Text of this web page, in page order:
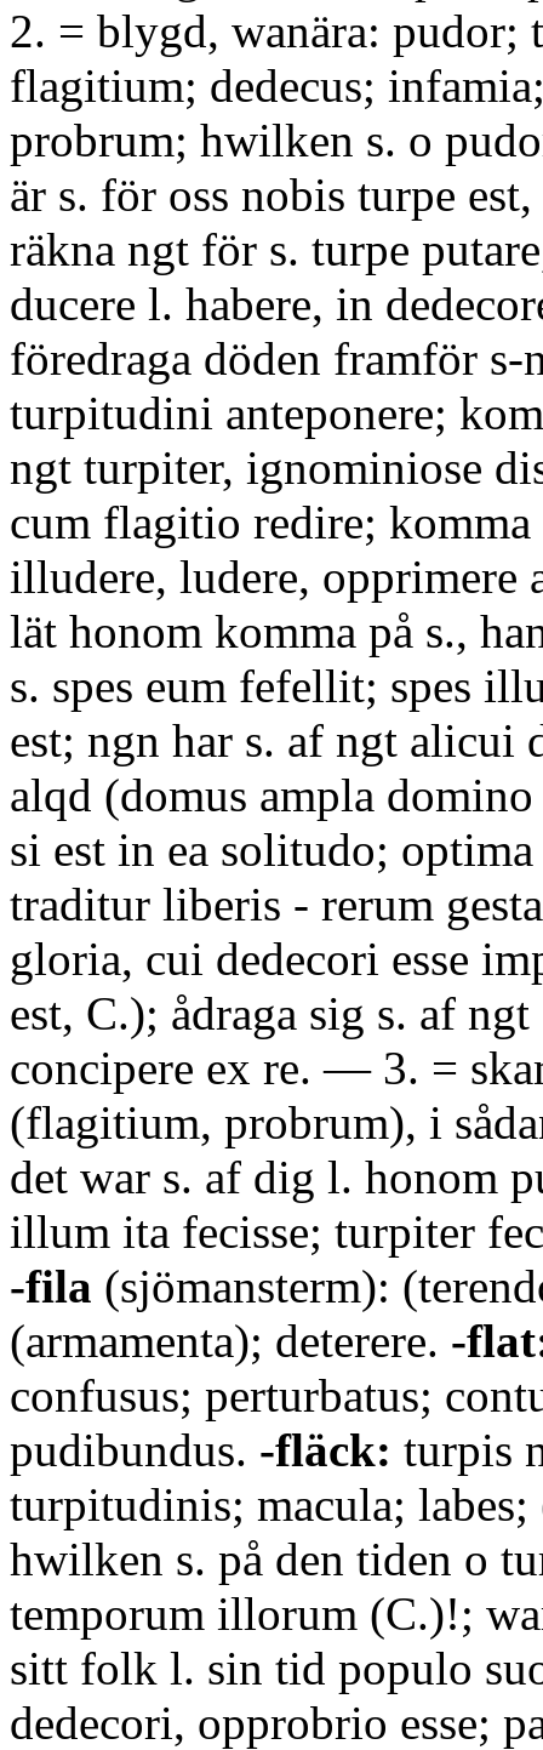
2. = blygd, wanära: pudor;
flagitium; dedecus;
probrum; hwilken s. o
är s. för oss nobis turpe
räkna ngt för s. turpe
ducere l. habere, in
föredraga döden framför s-
turpitudini anteponere;
ngt turpiter, ignominiose
cum flagitio redire; komma
illudere, ludere, opprimere
lät honom komma på s.,
s. spes eum fefellit; spes
est; ngn har s. af ngt alicui
alqd (domus ampla
si est in ea solitudo; optima
traditur liberis - rerum
gloria, cui dedecori esse
est, C.); ådraga sig s. af ngt
concipere ex re. — 3. =
(flagitium, probrum), i
det war s. af dig l. honom
illum ita fecisse; turpiter
-fila (sjömansterm):
(armamenta); deterere. -
confusus; perturbatus;
pudibundus. -fläck: turpis
turpitudinis; macula;
hwilken s. på den tiden o
temporum illorum (C.)!;
sitt folk l. sin tid populo
dedecori, opprobrio esse;